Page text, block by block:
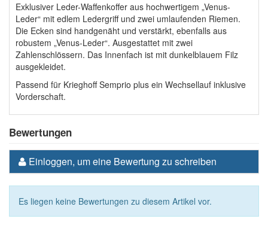
Exklusiver Leder-Waffenkoffer aus hochwertigem „Venus-
Leder“ mit edlem Ledergriff und zwei umlaufenden Riemen.
Die Ecken sind handgenäht und verstärkt, ebenfalls aus
robustem „Venus-Leder“. Ausgestattet mit zwei
Zahlenschlössern. Das Innenfach ist mit dunkelblauem Filz
ausgekleidet.
Passend für Krieghoff Semprio plus ein Wechsellauf inklusive
Vorderschaft.
Bewertungen
Einloggen, um eine Bewertung zu schreiben
Es liegen keine Bewertungen zu diesem Artikel vor.